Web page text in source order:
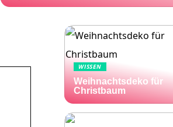
WISSEN
Weihnachtsdeko für
Christbaum